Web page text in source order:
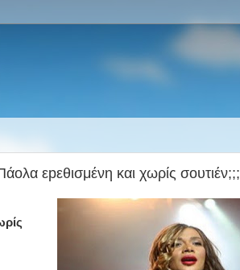
εpεθισμένη και χωρίς σουτιέν;;;